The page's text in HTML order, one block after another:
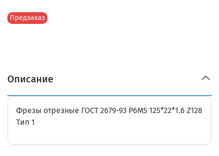
Предзаказ
Описание
Фрезы отрезные ГОСТ 2679-93 Р6М5 125*22*1.6 Z128
Тип 1